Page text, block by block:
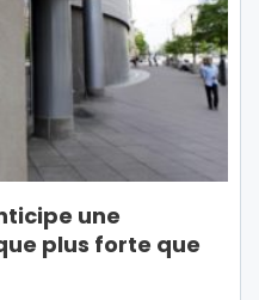
une
plus forte que